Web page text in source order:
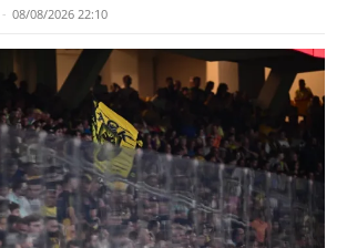
- 08/08/2026 22:10